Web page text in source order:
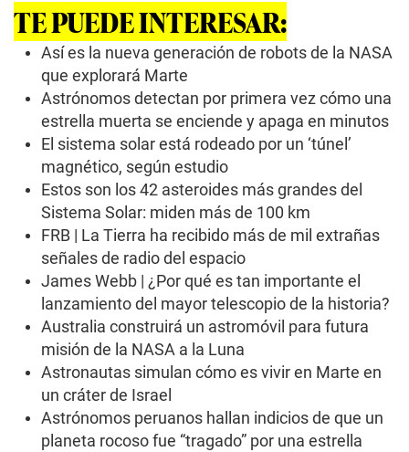
d
s
o
TE PUEDE INTERESAR:
Así es la nueva generación de robots de la NASA
que explorará Marte
Astrónomos detectan por primera vez cómo una
estrella muerta se enciende y apaga en minutos
El sistema solar está rodeado por un ‘túnel’
magnético, según estudio
Estos son los 42 asteroides más grandes del
Sistema Solar: miden más de 100 km
FRB | La Tierra ha recibido más de mil extrañas
señales de radio del espacio
James Webb | ¿Por qué es tan importante el
lanzamiento del mayor telescopio de la historia?
Australia construirá un astromóvil para futura
misión de la NASA a la Luna
Astronautas simulan cómo es vivir en Marte en
un cráter de Israel
Astrónomos peruanos hallan indicios de que un
planeta rocoso fue “tragado” por una estrella